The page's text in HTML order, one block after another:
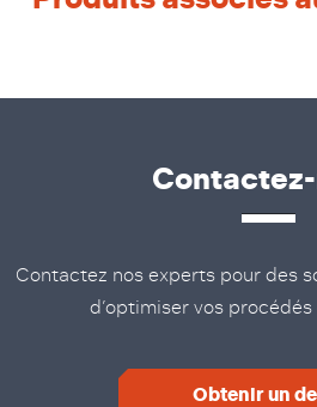
Contactez nos experts pour des
d’optimiser vos
Obtenir un